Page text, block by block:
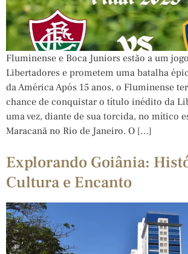
Fluminense e Boca Juniors estão a um
Libertadores e prometem uma batalha
da América Após 15 anos, o Fluminense
chance de conquistar o título inédito da
uma vez, diante de sua torcida, no mítico
Maracanã no Rio de Janeiro. O […]
Explorando Goiânia:
Cultura e Encanto